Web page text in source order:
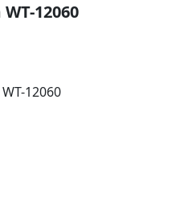
12060
12060